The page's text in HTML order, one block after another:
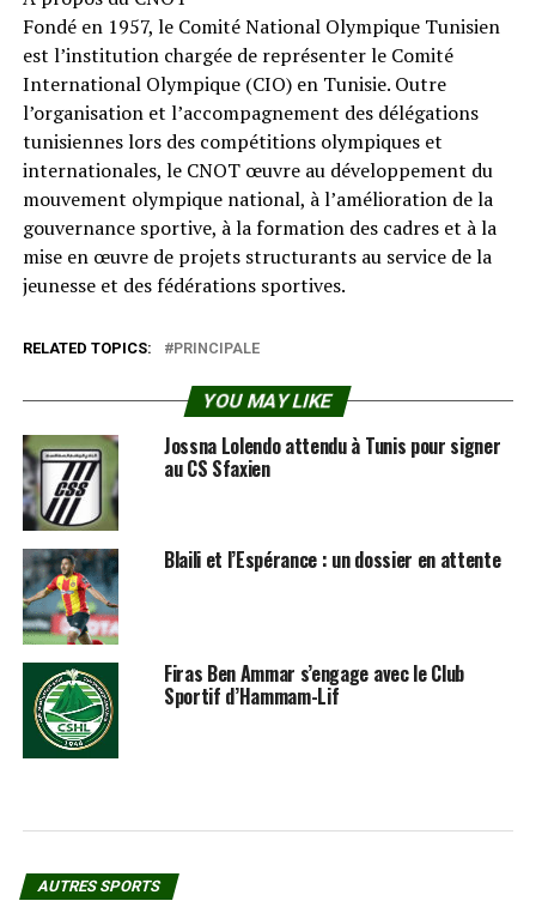
Fondé en 1957, le Comité National Olympique Tunisien
est l’institution chargée de représenter le Comité
International Olympique (CIO) en Tunisie. Outre
l’organisation et l’accompagnement des délégations
tunisiennes lors des compétitions olympiques et
internationales, le CNOT œuvre au développement du
mouvement olympique national, à l’amélioration de la
gouvernance sportive, à la formation des cadres et à la
mise en œuvre de projets structurants au service de la
jeunesse et des fédérations sportives.
RELATED TOPICS: PRINCIPALE
YOU MAY LIKE
Jossna Lolendo attendu à Tunis pour signer
au CS Sfaxien
Blaili et l’Espérance : un dossier en attente
Firas Ben Ammar s’engage avec le Club
Sportif d’Hammam-Lif
AUTRES SPORTS